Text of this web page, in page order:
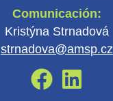
Comunicación:
Kristýna Strnadová
strnadova@amsp.cz